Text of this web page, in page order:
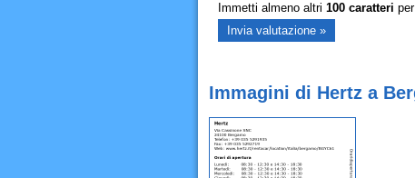
Immetti almeno altri 100caratteri
Immagini di Hertz a